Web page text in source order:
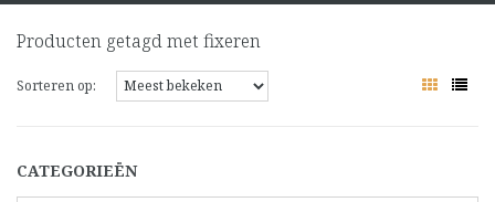
Producten getagd met fixeren
Sorteren op:
CATEGORIEËN